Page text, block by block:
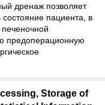
дренаж позволяет
состояние пациента, в
печеночной
предоперационную
Storage of